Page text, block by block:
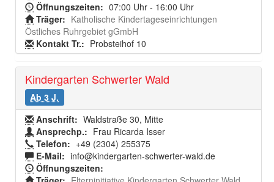
Öffnungszeiten: 07:00 Uhr - 16:00 Uhr
Träger: Katholische Kindertageseinrichtungen
Östliches Ruhrgebiet gGmbH
Kontakt Tr.: Probsteihof 10
Kindergarten Schwerter Wald
Ab 3 J.
Anschrift: Waldstraße 30, Mitte
Ansprechp.: Frau Ricarda Isser
Telefon: +49 (2304) 255375
E-Mail: info@kindergarten-schwerter-wald.de
Öffnungszeiten: